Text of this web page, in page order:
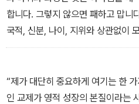
관과 일상의 행동을 통해 사람들이
니다.” _서론
게 하려는 어린 자녀의 불완전한 노
늘 아버지 역시 자녀들의 불완전한
단지 우리의 행동의 양과 질을 보지
합니다. 그렇지 않으면 패하고 맙니
국적, 신분, 나이, 지위와 상관없이
모든 그리스도인이 덫과 함정으로
도인이 회심 이전에 있던 옛 사람의
인은 싸워야 합니다!
“제가 대단히 중요하게 여기는 한
인 교제가 영적 성장의 본질이라는